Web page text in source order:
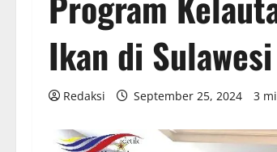
Ikan di
Redaksi September 25, 2024 3